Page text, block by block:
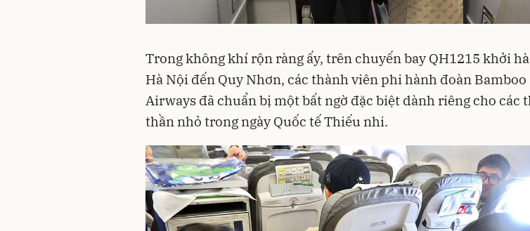
Trong không khí rộn ràng ấy, trên chuyến bay QH1215 khởi
Hà Nội đến Quy Nhơn, các thành viên phi hành đoàn Bamboo
Airways đã chuẩn bị một bất ngờ đặc biệt dành riêng cho các
thần nhỏ trong ngày Quốc tế Thiếu nhi.